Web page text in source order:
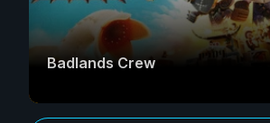
Badlands Crew